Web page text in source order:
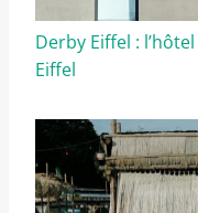
Derby Eiffel :
Eiffel